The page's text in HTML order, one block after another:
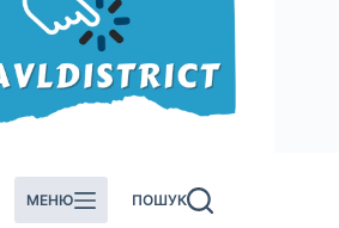
МЕНЮ ПОШУК